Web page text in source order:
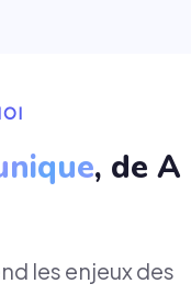
, de A
les enjeux des